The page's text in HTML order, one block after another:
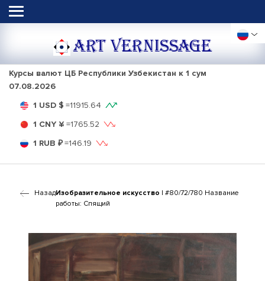
ART VERNISSAGE
Курсы валют ЦБ Республики Узбекистан к 1 сум
07.08.2026
1 USD $ =11915.64
1 CNY ¥ =1765.52
1 RUB ₽=146.19
НазадИзобразительное искусство | #80/72/780 Название
работы: Спящий